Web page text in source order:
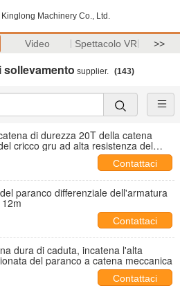
Machinery Co., Ltd.
Video Spettacolo VR >>
sollevamento supplier. (143)
di durezza 20T della catena
cricco gru ad alta resistenza del
Contattaci
paranco differenziale dell'armatura
Contattaci
dura di caduta, incatena l'alta
del paranco a catena meccanica
Contattaci